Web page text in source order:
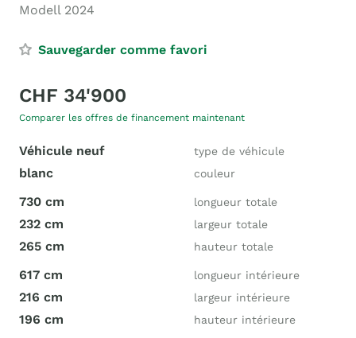
Modell 2024
Sauvegarder comme favori
CHF 34'900
Comparer les offres de financement maintenant
Véhicule neuf type de véhicule
blanc couleur
730 cm longueur totale
232 cm largeur totale
265 cm hauteur totale
617 cm longueur intérieure
216 cm largeur intérieure
196 cm hauteur intérieure